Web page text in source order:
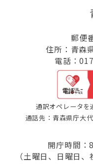
郵便
住所：青森
電話：
通訳オペレータを
通話先：青森県庁大
開庁時間：
（土曜日、日曜日